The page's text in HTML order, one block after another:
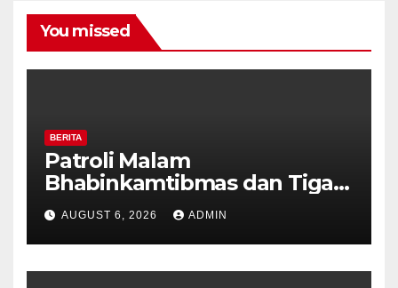
You missed
BERITA
Patroli Malam
Bhabinkamtibmas dan Tiga
Pilar Kelurahan Ungaran
Perkuat Kamtibmas, Warga
Diajak Aktifkan Ronda
AUGUST 6, 2026 ADMIN